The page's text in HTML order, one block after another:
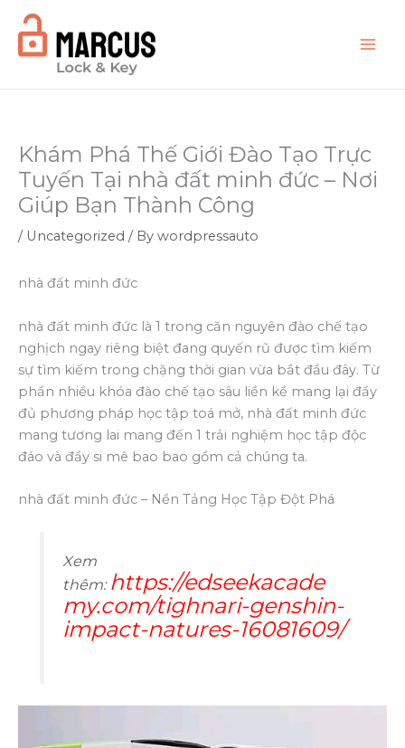
content
Khám Phá Thế Giới Đào Tạo Trực
Tuyến Tại nhà đất minh đức – Nơi
Giúp Bạn Thành Công
/ Uncategorized / By wordpressauto
nhà đất minh đức
nhà đất minh đức là 1 trong căn nguyên đào chế tạo
nghịch ngay riêng biệt đang quyến rũ được tìm kiếm
sự tìm kiếm trong chặng thời gian vừa bắt đầu đây. Từ
phần nhiều khóa đào chế tạo sâu liền kề mang lại đầy
đủ phương pháp học tập toá mở, nhà đất minh đức
mang tương lai mang đến 1 trải nghiệm học tập độc
đáo và đầy si mê bao bao gồm cả chúng ta.
nhà đất minh đức – Nền Tảng Học Tập Đột Phá
Xem
thêm: https://edseekacade
my.com/tighnari-genshin-
impact-natures-16081609/